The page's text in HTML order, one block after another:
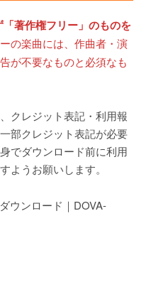
「著作権フリー」のものを
の楽曲には、作曲者・演
が不要なものと必須なも
クレジット表記・利用報
部クレジット表記が必要
でダウンロード前に利用
ようお願いします。
ウンロード｜DOVA-